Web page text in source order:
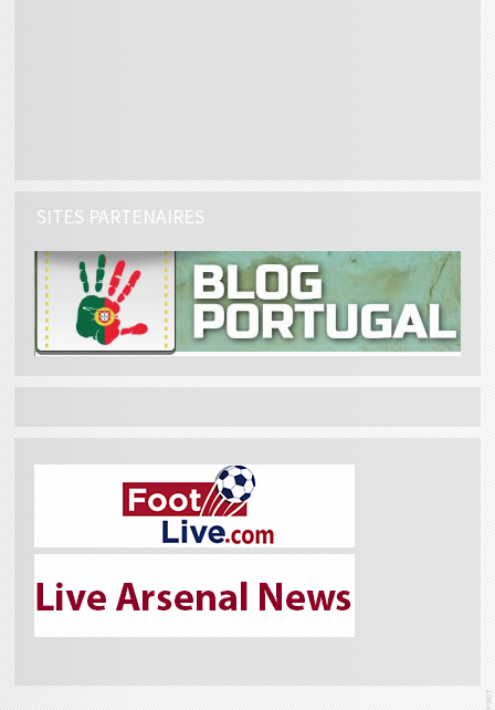
SITES PARTENAIRES